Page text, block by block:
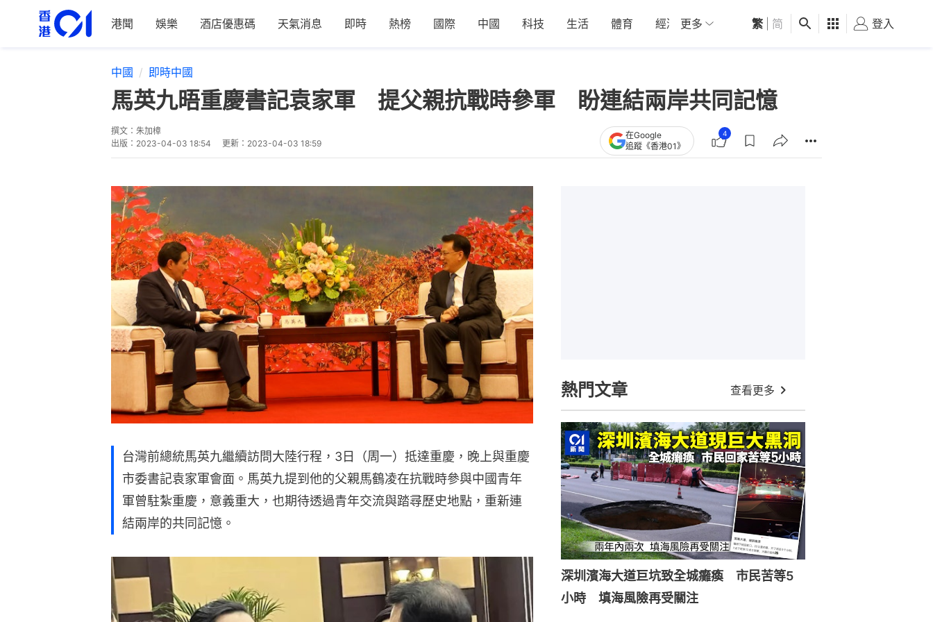
港聞 娛樂 酒店優惠碼 天氣消息 即時 熱榜 國際 中國 科技 生活 體育 經濟 01深圳 觀點 健康 好食玩飛
更多 繁 简 登入
中國 即時中國
馬英九晤重慶書記袁家軍 提父親抗戰時參軍 盼連結兩岸共同記憶
撰文： 朱加樟
出版： 2023-04-03 18:54 更新： 2023-04-03 18:59
在Google
追蹤《香港01》
4
台灣前總統馬英九繼續訪問大陸行程，3日（周一）抵達重慶，晚上與重慶
市委書記袁家軍會面。馬英九提到他的父親馬鶴凌在抗戰時參與中國青年
軍曾駐紮重慶，意義重大，也期待透過青年交流與踏尋歷史地點，重新連
結兩岸的共同記憶。
熱門文章 查看更多
深圳濱海大道巨坑致全城癱瘓 市民苦等5
小時 填海風險再受關注